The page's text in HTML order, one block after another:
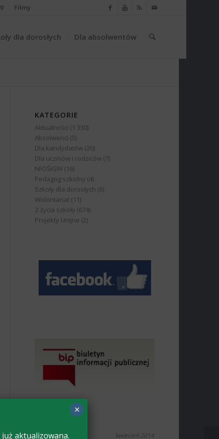
Filmy
dla dorosłych Dla absolwentów
KATEGORIE
Aktualności (1 330)
Absolwenci (5)
Dla kandydatów (20)
Dla uczniów i rodziców (7)
NFOŚiGW (16)
Pedagog szkolny (4)
Szkoły dla dorosłych (6)
Wolontariat (11)
Z życia szkoły (674)
Projekty Unijne (2)
kwiecień 2014
aktualizowana.
×